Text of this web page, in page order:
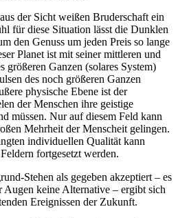
der Sicht weißen Bruderschaft ein
für diese Situation lässt die Dunklen
den Genuss um jeden Preis so lange
Planet ist mit seiner mittleren und
größeren Ganzen (solares System)
des noch größeren Ganzen
physische Ebene ist der
der Menschen ihre geistige
müssen. Nur auf diesem Feld kann
Mehrheit der Menscheit gelingen.
individuellen Qualität kann
fortgesetzt werden.
Stehen als gegeben akzeptiert – es
Augen keine Alternative – ergibt sich
Ereignissen der Zukunft.